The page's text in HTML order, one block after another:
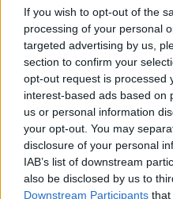
If you wish to opt-out of the
processing of your personal
targeted advertising by us,
section to confirm your
opt-out request is processed
interest-based ads based on
us or personal information
your opt-out. You may
disclosure of your personal
IAB’s list of downstream
also be disclosed by us to
Downstream Participants that
conflict de
Ovidiu Miculescu
Societății Rom